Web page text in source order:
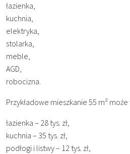
łazienka,
kuchnia,
elektryka,
stolarka,
meble,
AGD,
robocizna.
Przykładowe mieszkanie 55 m²
łazienka – 28 tys. zł,
kuchnia – 35 tys. zł,
podłogi i listwy – 12 tys. zł,